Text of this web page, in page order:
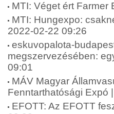
MTI: Véget ért Farmer
MTI: Hungexpo:
2022-02-22 09:26
eskuvopalota-
megszervezésében:
09:01
MÁV Magyar
Fenntarthatósági Expó
EFOTT: Az EFOTT